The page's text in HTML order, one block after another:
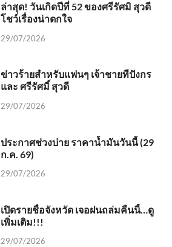
ล่าสุด! วันเกิดปีที่ 52 ของศรีรัศมิ สุวดี
โชว์เรื่องน่าตกใจ
29/07/2026
ข่าวร้ายสำหรับแฟนๆ เจ้าชายทีปังกร
และ ศรีรัศมิ์ สุวดี
29/07/2026
ประกาศช่วงบ่าย ราคาน้ำมันวันนี้ (29
ก.ค. 69)
29/07/2026
เปิดรายชื่อจังหวัด เจอฝนถล่มคืนนี้…ดู
เพิ่มเติม!!!
29/07/2026